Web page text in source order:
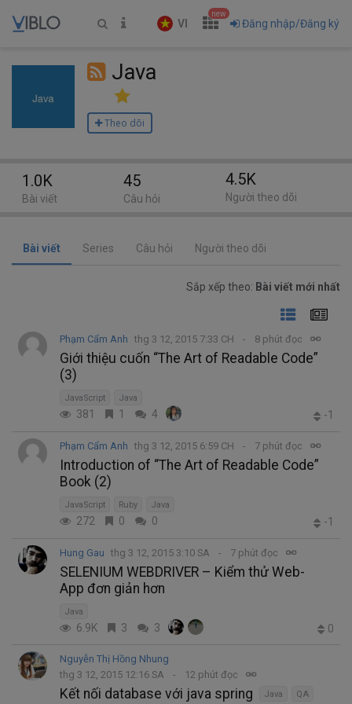
VI
new
Đăng nhập/Đăng ký
Java
Theo dõi
Bài viết Series Câu hỏi Người theo dõi
Sắp xếp theo: Bài viết mới nhất
Phạm Cẩm Anh thg 3 12, 2015 7:33 CH 8 phút đọc
Giới thiệu cuốn “The Art of Readable Code”
(3)
JavaScript Java
381 1 4 -1
Phạm Cẩm Anh thg 3 12, 2015 6:59 CH 7 phút đọc
Introduction of “The Art of Readable Code”
Book (2)
JavaScript Ruby Java
272 0 0 -1
Hung Gau thg 3 12, 2015 3:10 SA 7 phút đọc
SELENIUM WEBDRIVER – Kiểm thử Web-
App đơn giản hơn
Java
6.9K 3 3 0
Nguyễn Thị Hồng Nhung
thg 3 12, 2015 12:16 SA
12 phút đọc
Kết nối database với java spring Java QA
1.0K
Bài viết
45
Câu hỏi
4.5K
Người theo dõi